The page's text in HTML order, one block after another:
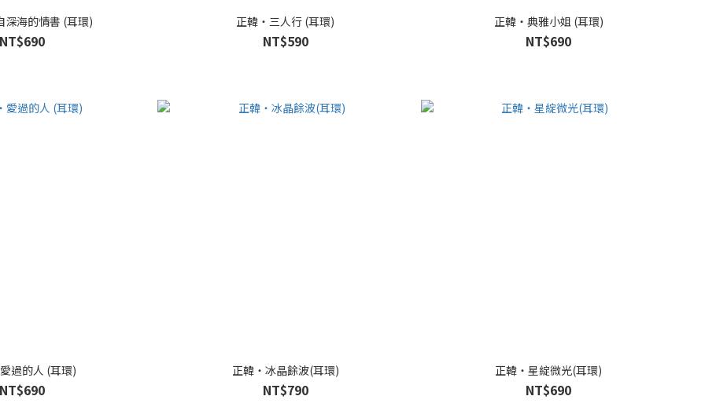
深海的情書 (耳環) 正韓・三人行 (耳環)
NT$590
正韓・典雅小姐 (耳環)
NT$690
過的人 (耳環) 正韓・冰晶餘波(耳環)
NT$790
正韓・星綻微光(耳環)
NT$690